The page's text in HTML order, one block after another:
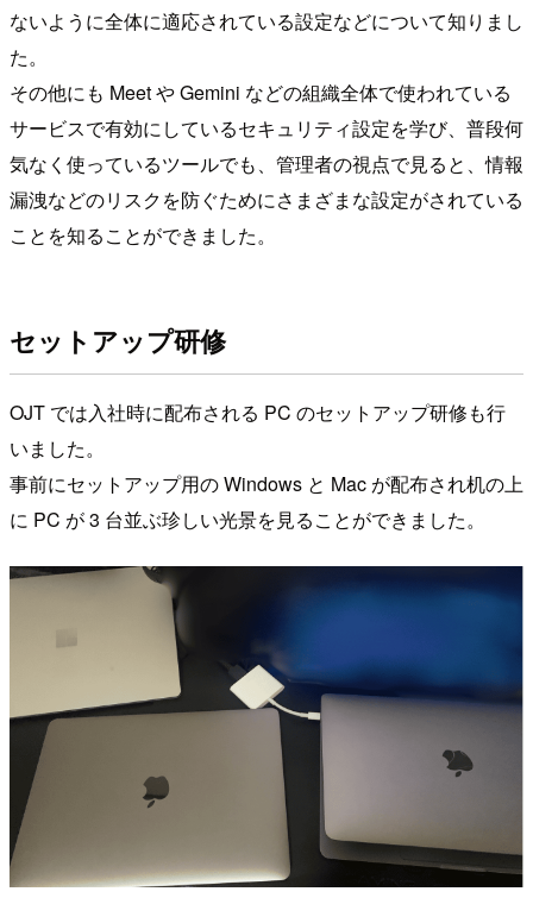
ないように全体に適応されている設定などについて知りまし
た。
その他にも Meet や Gemini などの組織全体で使われている
サービスで有効にしているセキュリティ設定を学び、普段何
気なく使っているツールでも、管理者の視点で見ると、情報
漏洩などのリスクを防ぐためにさまざまな設定がされている
ことを知ることができました。
セットアップ研修
OJT では入社時に配布される PC のセットアップ研修も行
いました。
事前にセットアップ用の Windows と Mac が配布され机の上
に PC が 3 台並ぶ珍しい光景を見ることができました。